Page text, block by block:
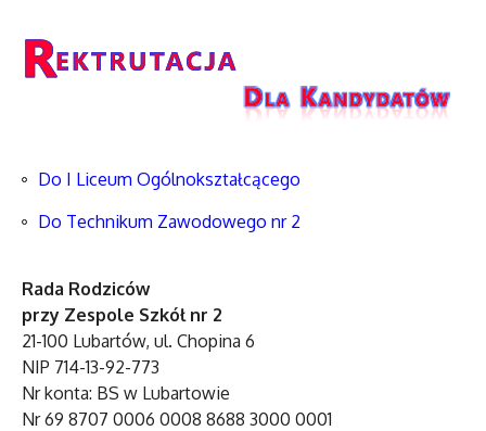
Do I Liceum Ogólnokształcącego
Do Technikum Zawodowego nr 2
Rada Rodziców
przy Zespole Szkół nr 2
21-100 Lubartów, ul. Chopina 6
NIP 714-13-92-773
Nr konta: BS w Lubartowie
Nr 69 8707 0006 0008 8688 3000 0001